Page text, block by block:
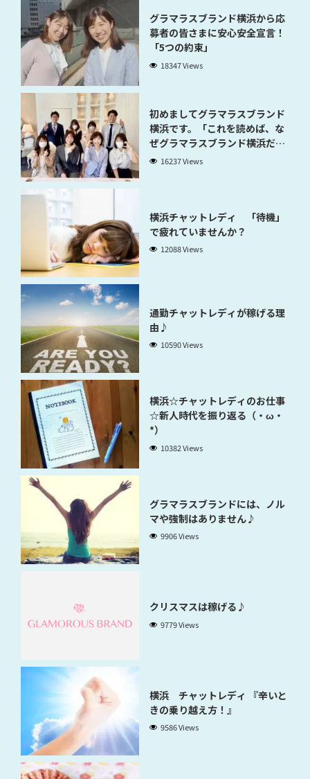
グラマラスブランド横浜から応
募者の皆さまに安心安全宣言！
「5つの約束」
18347 Views
初めましてグラマラスブランド
横浜です。「これを読めば、な
ぜグラマラスブランド横浜だと
稼げるのかが分かります」
16237 Views
横浜チャットレディ 「待機」
で疲れていませんか？
12088 Views
通勤チャットレディが稼げる理
由♪
10590 Views
横浜☆チャットレディのお仕事
☆新人時代を振り返る（・ω・
*）
10382 Views
グラマラスブランドには、ノル
マや強制はありません♪
9906 Views
クリスマスは稼げる♪
9779 Views
横浜 チャットレディ 『辛いと
きの乗り越え方！』
9586 Views